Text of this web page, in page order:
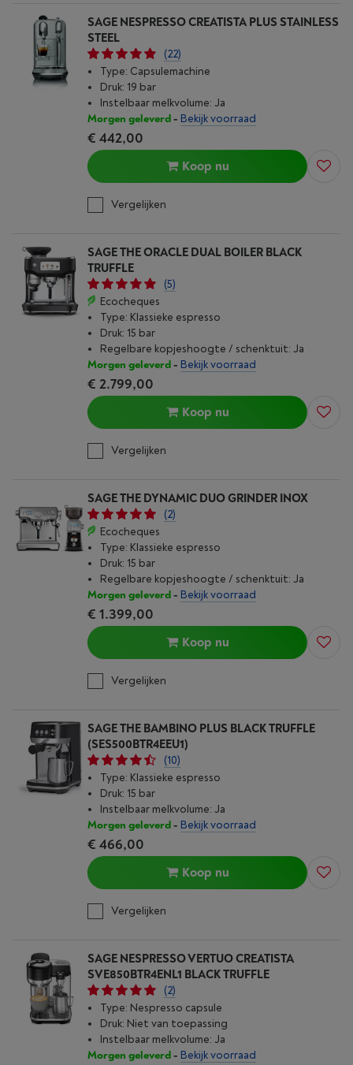
SAGE NESPRESSO CREATISTA PLUS STAINLESS
STEEL
(22)
Type: Capsulemachine
Druk: 19 bar
Instelbaar melkvolume: Ja
Morgen geleverd- Bekijk voorraad
€ 442,00
Koop nu
Vergelijken
SAGE THE ORACLE DUAL BOILER BLACK
TRUFFLE
(5)
Ecocheques
Type: Klassieke espresso
Druk: 15 bar
Regelbare kopjeshoogte / schenktuit: Ja
Morgen geleverd- Bekijk voorraad
€ 2.799,00
Koop nu
Vergelijken
SAGE THE DYNAMIC DUO GRINDER INOX
(2)
Ecocheques
Type: Klassieke espresso
Druk: 15 bar
Regelbare kopjeshoogte / schenktuit: Ja
Morgen geleverd- Bekijk voorraad
€ 1.399,00
Koop nu
Vergelijken
SAGE THE BAMBINO PLUS BLACK TRUFFLE
(SES500BTR4EEU1)
(10)
Type: Klassieke espresso
Druk: 15 bar
Instelbaar melkvolume: Ja
Morgen geleverd- Bekijk voorraad
€ 466,00
Koop nu
Vergelijken
SAGE NESPRESSO VERTUO CREATISTA
SVE850BTR4ENL1 BLACK TRUFFLE
(2)
Type: Nespresso capsule
Druk: Niet van toepassing
Instelbaar melkvolume: Ja
Morgen geleverd- Bekijk voorraad